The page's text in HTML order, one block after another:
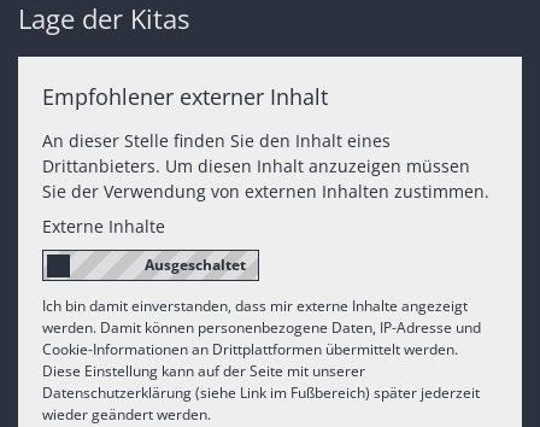
Lage der Kitas
Empfohlener externer Inhalt
An dieser Stelle finden Sie den Inhalt eines
Drittanbieters. Um diesen Inhalt anzuzeigen müssen
Sie der Verwendung von externen Inhalten zustimmen.
Externe Inhalte
Ich bin damit einverstanden, dass mir externe Inhalte angezeigt
werden. Damit können personenbezogene Daten, IP-Adresse und
Cookie-Informationen an Drittplattformen übermittelt werden.
Diese Einstellung kann auf der Seite mit unserer
Datenschutzerklärung (siehe Link im Fußbereich) später jederzeit
wieder geändert werden.